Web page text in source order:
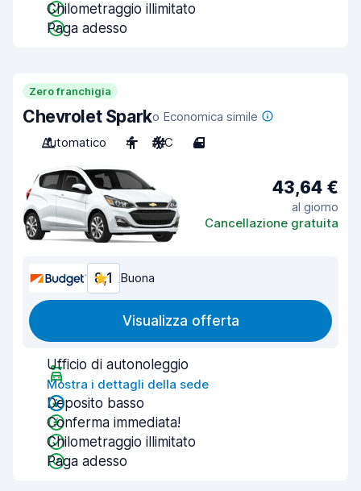
Chilometraggio illimitato
Paga adesso
Zero franchigia
Chevrolet Sparko Economica simile
Automatico
4 A/C 4
43,64 €
al giorno
Cancellazione gratuita
8,1 Buona
Visualizza offerta
Ufficio di autonoleggio
Mostra i dettagli della sede
Deposito basso
Conferma immediata!
Chilometraggio illimitato
Paga adesso